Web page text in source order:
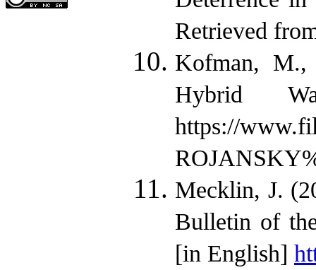
Retrieved
Kofman,
Hybrid
https://
Mecklin, J.
Bulletin of
[in English]